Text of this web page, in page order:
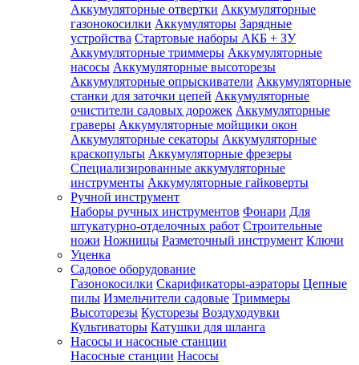
Аккумуляторные отвертки Аккумуляторные
газонокосилки Аккумуляторы Зарядные
устройства Стартовые наборы АКБ + ЗУ
Аккумуляторные триммеры Аккумуляторные
насосы Аккумуляторные высоторезы
Аккумуляторные опрыскиватели Аккумуляторные
станки для заточки цепей Аккумуляторные
очистители садовых дорожек Аккумуляторные
граверы Аккумуляторные мойщики окон
Аккумуляторные секаторы Аккумуляторные
краскопульты Аккумуляторные фрезеры
Специализированные аккумуляторные
инструменты Аккумуляторные гайковерты
Ручной инструмент
Наборы ручных инструментов Фонари Для
штукатурно-отделочных работ Строительные
ножи Ножницы Разметочный инструмент Ключи
Уценка
Садовое оборудование
Газонокосилки Скарификаторы-аэраторы Цепные
пилы Измельчители садовые Триммеры
Высоторезы Кусторезы Воздуходувки
Культиваторы Катушки для шланга
Насосы и насосные станции
Насосные станции Насосы